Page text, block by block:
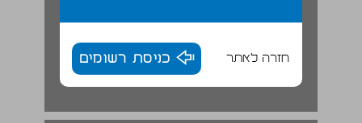
חזרה לאתר כניסת רשומים